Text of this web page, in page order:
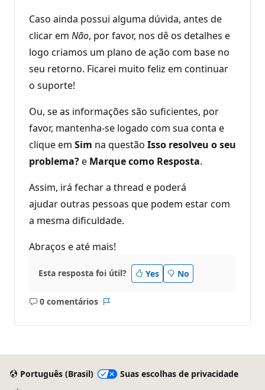
Caso ainda possui alguma dúvida, antes de
clicar em Não, por favor, nos dê os detalhes e
logo criamos um plano de ação com base no
seu retorno. Ficarei muito feliz em continuar
o suporte!
Ou, se as informações são suficientes, por
favor, mantenha-se logado com sua conta e
clique em Sim na questão Isso resolveu o seu
problema?e Marque como Resposta.
Assim, irá fechar a thread e poderá
ajudar outras pessoas que podem estar com
a mesma dificuldade.
Abraços e até mais!
Esta resposta foi útil? Yes No
0 comentários
Sem
Português (Brasil)
Suas escolhas de privacidade